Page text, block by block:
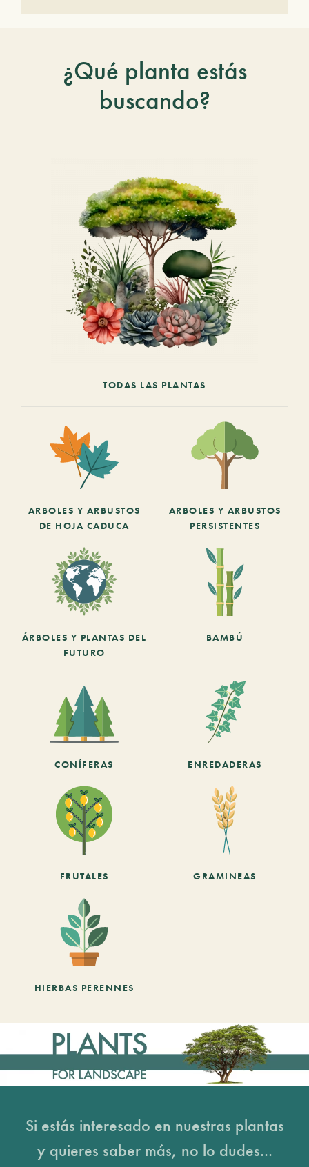
¿Qué planta estás
buscando?
TODAS LAS PLANTAS
ARBOLES Y ARBUSTOS
DE HOJA CADUCA
ARBOLES Y ARBUSTOS
PERSISTENTES
ÁRBOLES Y PLANTAS DEL
FUTURO
BAMBÚ
CONÍFERAS ENREDADERAS
FRUTALES GRAMINEAS
HIERBAS PERENNES
Si estás interesado en nuestras plantas
y quieres saber más, no lo dudes...